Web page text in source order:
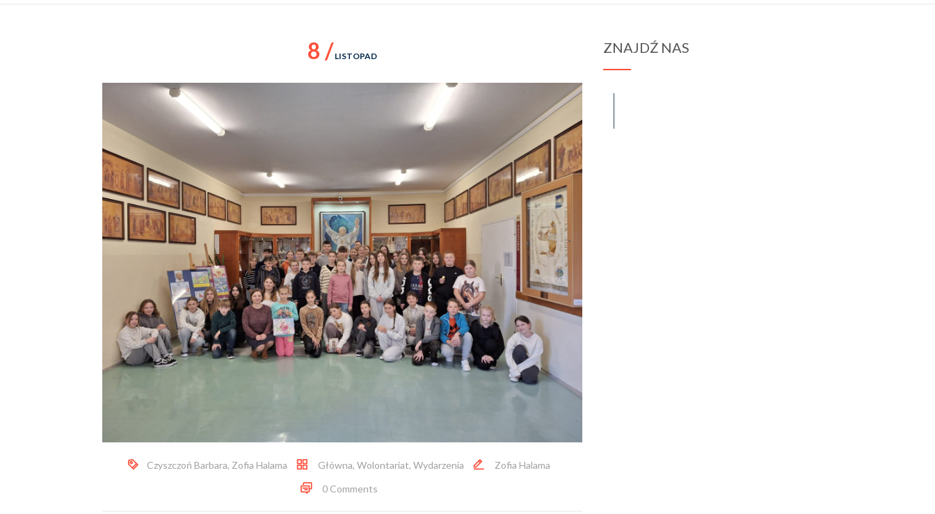
8 / LISTOPAD
Czyszczoń Barbara, Zofia Halama Główna, Wolontariat, Wydarzenia
Zofia Halama
0 Comments
ZNAJDŹ NAS